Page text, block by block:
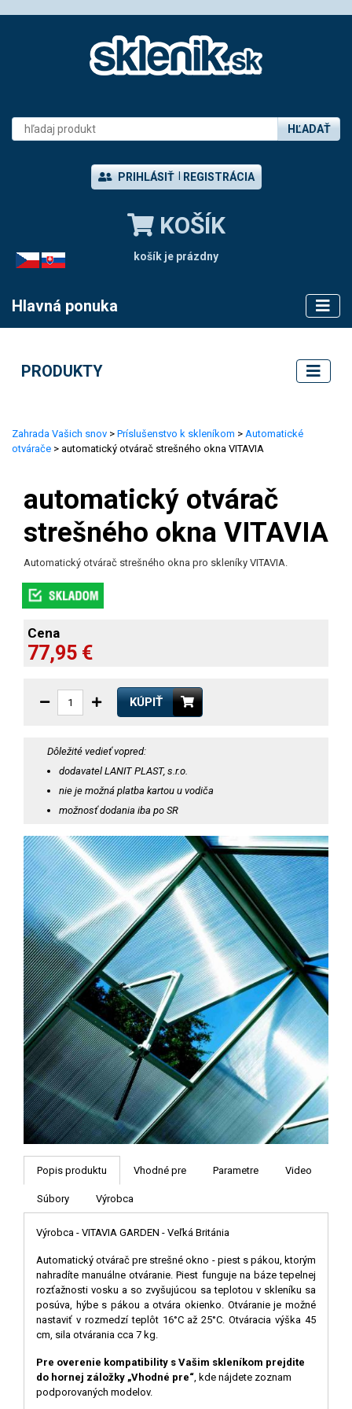
HĽADAŤ
PRIHLÁSIŤ REGISTRÁCIA
KOŠÍK
košík je prázdny
CZ SK
Hlavná ponuka
PRODUKTY
Zahrada Vašich snov > Príslušenstvo k skleníkom > Automatické
otvárače > automatický otvárač strešného okna VITAVIA
automatický otvárač
strešného okna VITAVIA
Automatický otvárač strešného okna pro skleníky VITAVIA.
Cena
77,95 €
KÚPIŤ
Dôležité vedieť vopred:
dodavatel LANIT PLAST, s.r.o.
nie je možná platba kartou u vodiča
možnosť dodania iba po SR
Popis produktu Vhodné pre Parametre Video
Súbory Výrobca
Výrobca - VITAVIA GARDEN - Veľká Británia
Automatický otvárač pre strešné okno - piest s pákou, ktorým
nahradíte manuálne otváranie. Piest funguje na báze tepelnej
rozťažnosti vosku a so zvyšujúcou sa teplotou v skleníku sa
posúva, hýbe s pákou a otvára okienko. Otváranie je možné
nastaviť v rozmedzí teplôt 16°C až 25°C. Otváracia výška 45
cm, sila otvárania cca 7 kg.
Pre overenie kompatibility s Vašim skleníkom prejdite
do hornej záložky „Vhodné pre“ , kde nájdete zoznam
podporovaných modelov.